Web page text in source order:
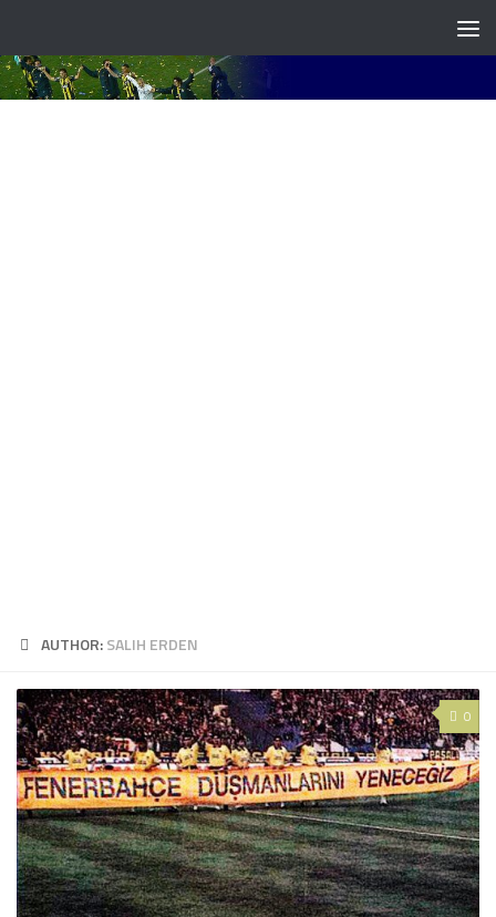
AUTHOR:SALIH ERDEN
0